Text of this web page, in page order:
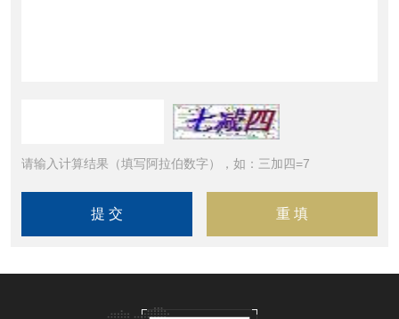
请输入计算结果（填写阿拉伯数字），如：三加四=7